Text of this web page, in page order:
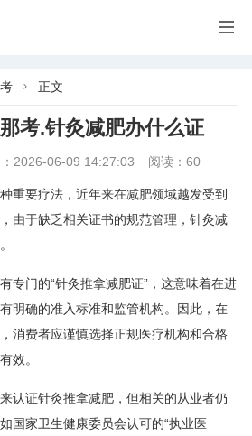

 正文
考.针灸减肥办什么证
2026-06-09 14:27:03 阅读：60
重要疗法，近年来在减肥领域越发受到
由于缺乏相关证书的规范管理，针灸减
专门的“针灸推拿减肥证”，这意味着在进
明确的准入标准和监管机构。因此，在
消费者应谨慎选择正规医疗机构和合格
效。
认证针灸推拿减肥，但相关的从业者仍
国家卫生健康委员会认可的“执业医